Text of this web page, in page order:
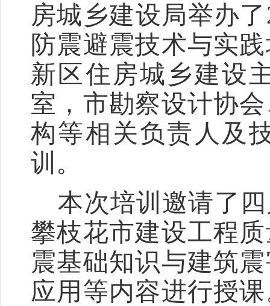
房城乡建设局举办了
防震避震技术与实
新区住房城乡建设
室，市勘察设计协
构等相关负责人及
训。
本次培训邀请了
攀枝花市建设工程
震基础知识与建筑
应用等内容进行授